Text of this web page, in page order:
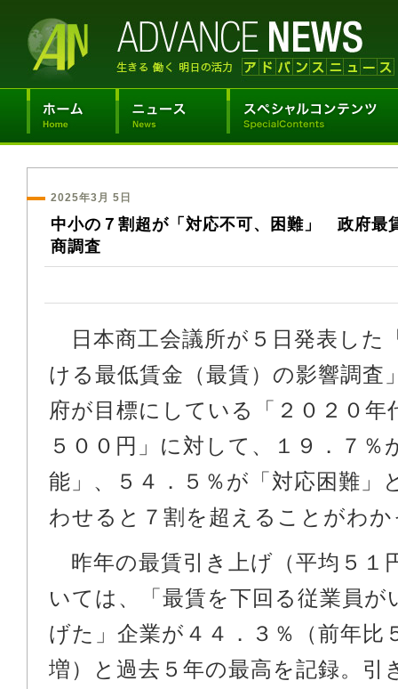
2025年3月 5日
中小の７割超が「対応不可、困難」 政府最
商調査
日本商工会議所が５日発表した
ける最低賃金（最賃）の影響調査
府が目標にしている「２０２０年
５００円」に対して、１９．７％
能」、５４．５％が「対応困難」
わせると７割を超えることがわか
昨年の最賃引き上げ（平均５１
いては、「最賃を下回る従業員が
げた」企業が４４．３％（前年比
増）と過去５年の最高を記録。引